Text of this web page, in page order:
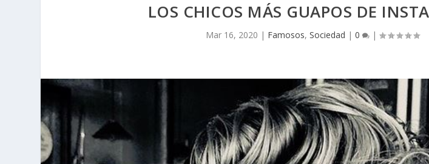
LOS CHICOS MÁS GUAPOS DE
Mar 16, 2020 | Famosos, Sociedad | 0 |